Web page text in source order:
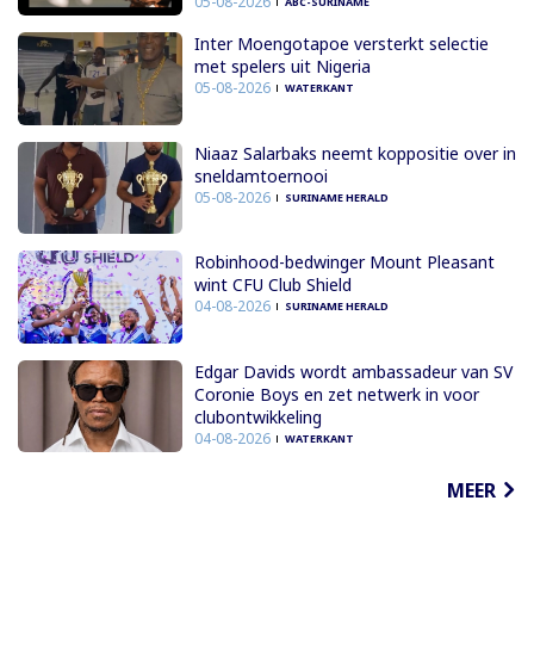
Inter Moengotapoe versterkt selectie
met spelers uit Nigeria
05-08-2026 WATERKANT
Niaaz Salarbaks neemt koppositie over in
sneldamtoernooi
05-08-2026 SURINAME HERALD
Robinhood-bedwinger Mount Pleasant
wint CFU Club Shield
04-08-2026 SURINAME HERALD
Edgar Davids wordt ambassadeur van SV
Coronie Boys en zet netwerk in voor
clubontwikkeling
04-08-2026 WATERKANT
MEER